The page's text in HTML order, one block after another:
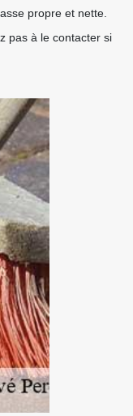
propre et nette.
pas à le contacter si